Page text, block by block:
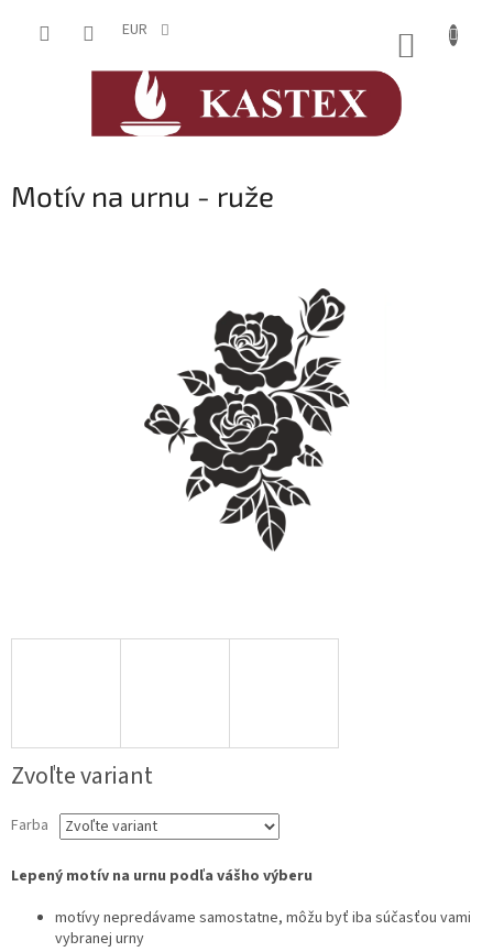
EUR
Motív na urnu - ruže
Zvoľte variant
Farba
Lepený motív na urnu podľa vášho výberu
motívy nepredávame samostatne, môžu byť iba súčasťou vami
vybranej urny